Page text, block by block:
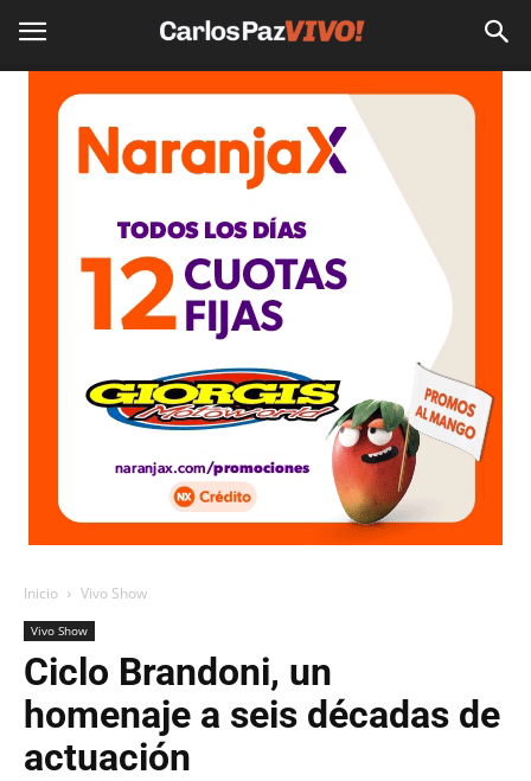
Inicio Vivo Show
Vivo Show
Ciclo Brandoni, un
homenaje a seis décadas de
actuación